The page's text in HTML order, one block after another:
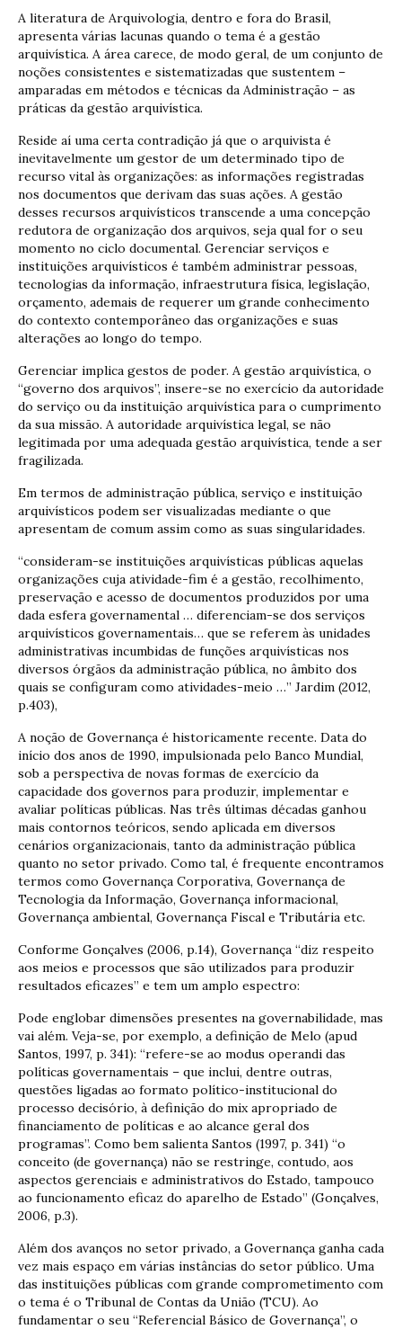
A literatura de Arquivologia, dentro e fora do Brasil,
apresenta várias lacunas quando o tema é a gestão
arquivística. A área carece, de modo geral, de um conjunto de
noções consistentes e sistematizadas que sustentem –
amparadas em métodos e técnicas da Administração – as
práticas da gestão arquivística.
Reside aí uma certa contradição já que o arquivista é
inevitavelmente um gestor de um determinado tipo de
recurso vital às organizações: as informações registradas
nos documentos que derivam das suas ações. A gestão
desses recursos arquivísticos transcende a uma concepção
redutora de organização dos arquivos, seja qual for o seu
momento no ciclo documental. Gerenciar serviços e
instituições arquivísticos é também administrar pessoas,
tecnologias da informação, infraestrutura física, legislação,
orçamento, ademais de requerer um grande conhecimento
do contexto contemporâneo das organizações e suas
alterações ao longo do tempo.
Gerenciar implica gestos de poder. A gestão arquivística, o
“governo dos arquivos”, insere-se no exercício da autoridade
do serviço ou da instituição arquivística para o cumprimento
da sua missão. A autoridade arquivística legal, se não
legitimada por uma adequada gestão arquivística, tende a ser
fragilizada.
Em termos de administração pública, serviço e instituição
arquivísticos podem ser visualizadas mediante o que
apresentam de comum assim como as suas singularidades.
“consideram-se instituições arquivísticas públicas aquelas
organizações cuja atividade-fim é a gestão, recolhimento,
preservação e acesso de documentos produzidos por uma
dada esfera governamental … diferenciam-se dos serviços
arquivísticos governamentais… que se referem às unidades
administrativas incumbidas de funções arquivísticas nos
diversos órgãos da administração pública, no âmbito dos
quais se configuram como atividades-meio …” Jardim (2012,
p.403),
A noção de Governança é historicamente recente. Data do
início dos anos de 1990, impulsionada pelo Banco Mundial,
sob a perspectiva de novas formas de exercício da
capacidade dos governos para produzir, implementar e
avaliar políticas públicas. Nas três últimas décadas ganhou
mais contornos teóricos, sendo aplicada em diversos
cenários organizacionais, tanto da administração pública
quanto no setor privado. Como tal, é frequente encontramos
termos como Governança Corporativa, Governança de
Tecnologia da Informação, Governança informacional,
Governança ambiental, Governança Fiscal e Tributária etc.
Conforme Gonçalves (2006, p.14), Governança “diz respeito
aos meios e processos que são utilizados para produzir
resultados eficazes” e tem um amplo espectro:
Pode englobar dimensões presentes na governabilidade, mas
vai além. Veja-se, por exemplo, a definição de Melo (apud
Santos, 1997, p. 341): “refere-se ao modus operandi das
políticas governamentais – que inclui, dentre outras,
questões ligadas ao formato político-institucional do
processo decisório, à definição do mix apropriado de
financiamento de políticas e ao alcance geral dos
programas”. Como bem salienta Santos (1997, p. 341) “o
conceito (de governança) não se restringe, contudo, aos
aspectos gerenciais e administrativos do Estado, tampouco
ao funcionamento eficaz do aparelho de Estado” (Gonçalves,
2006, p.3).
Além dos avanços no setor privado, a Governança ganha cada
vez mais espaço em várias instâncias do setor público. Uma
das instituições públicas com grande comprometimento com
o tema é o Tribunal de Contas da União (TCU). Ao
fundamentar o seu “Referencial Básico de Governança”, o